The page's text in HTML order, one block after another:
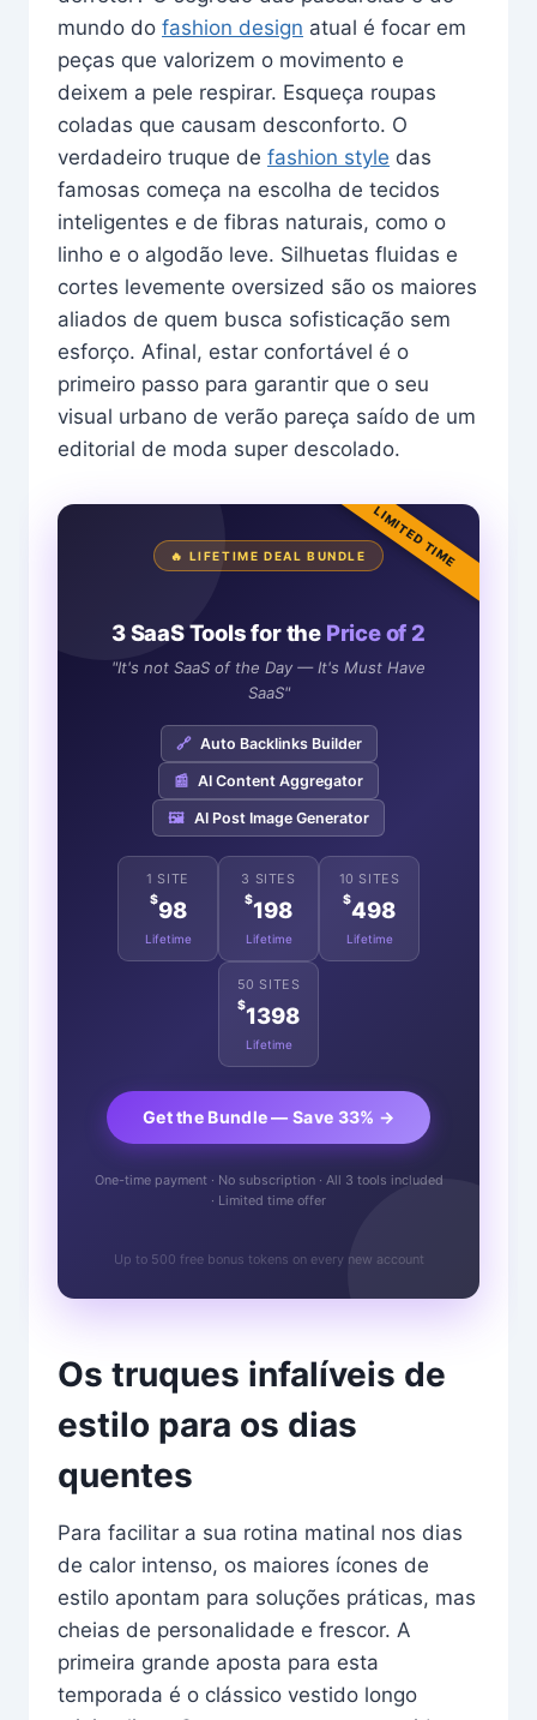
mundo do fashion design atual é focar em
peças que valorizem o movimento e
deixem a pele respirar. Esqueça roupas
coladas que causam desconforto. O
verdadeiro truque de fashion style das
famosas começa na escolha de tecidos
inteligentes e de fibras naturais, como o
linho e o algodão leve. Silhuetas fluidas e
cortes levemente oversized são os maiores
aliados de quem busca sofisticação sem
esforço. Afinal, estar confortável é o
primeiro passo para garantir que o seu
visual urbano de verão pareça saído de um
editorial de moda super descolado.
LIMITED TIME
🔥 LIFETIME DEAL BUNDLE
3 SaaS Tools for the Price of 2
"It's not SaaS of the Day — It's Must Have
SaaS"
🔗 Auto Backlinks Builder
📰 AI Content Aggregator
🖼️ AI Post Image Generator
1 SITE
$98
Lifetime
3 SITES
$198
Lifetime
10 SITES
$498
Lifetime
50 SITES
$1398
Lifetime
Get the Bundle — Save 33% →
One-time payment · No subscription · All 3 tools included
· Limited time offer
Up to 500 free bonus tokens on every new account
Os truques infalíveis de
estilo para os dias
quentes
Para facilitar a sua rotina matinal nos dias
de calor intenso, os maiores ícones de
estilo apontam para soluções práticas, mas
cheias de personalidade e frescor. A
primeira grande aposta para esta
temporada é o clássico vestido longo